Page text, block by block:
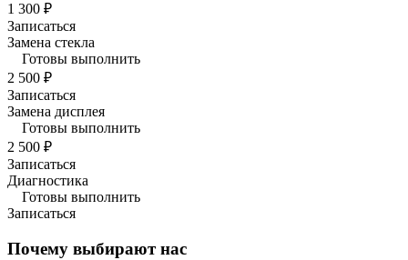
1 300 ₽
Записаться
Замена стекла
Готовы выполнить
2 500 ₽
Записаться
Замена дисплея
Готовы выполнить
2 500 ₽
Записаться
Диагностика
Готовы выполнить
Записаться
Почему выбирают нас